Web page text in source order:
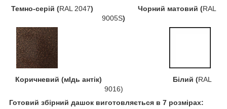
Темно-серій (RAL 2047) Чорний матовий (RAL
9005S)
Коричневий (мІдь антік) Білий (RAL
9016)
Готовий збірний дашок виготовляється в 7 розмірах: